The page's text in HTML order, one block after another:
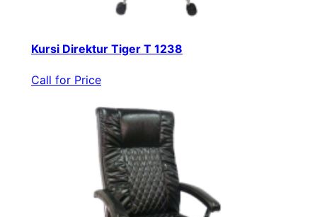
Kursi Direktur Tiger T 1238
Call for Price